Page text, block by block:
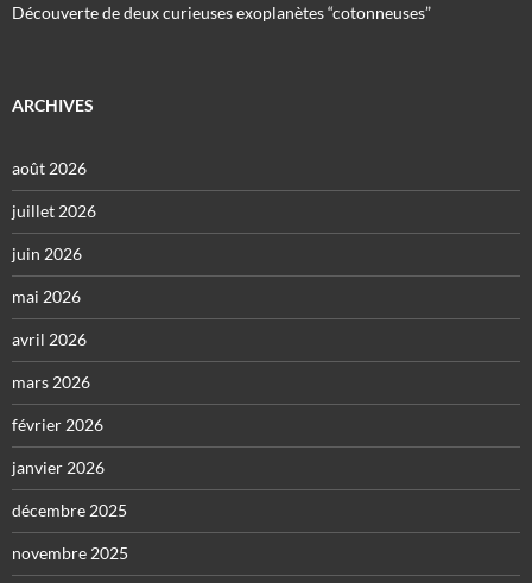
Découverte de deux curieuses exoplanètes “cotonneuses”
ARCHIVES
août 2026
juillet 2026
juin 2026
mai 2026
avril 2026
mars 2026
février 2026
janvier 2026
décembre 2025
novembre 2025